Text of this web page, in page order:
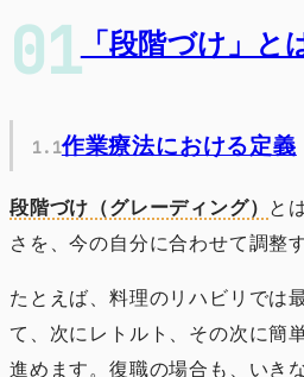
「段階づけ」と
作業療法における定義
段階づけ（グレーディング） と
さを、今の自分に合わせて調整
たとえば、料理のリハビリでは
て、次にレトルト、その次に簡
進めます。復職の場合も、いき